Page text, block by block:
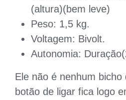
(altura)(bem leve)
Peso: 1,5 kg.
Voltagem: Bivolt.
Autonomia:
Ele não é nenhum
botão de ligar fica logo